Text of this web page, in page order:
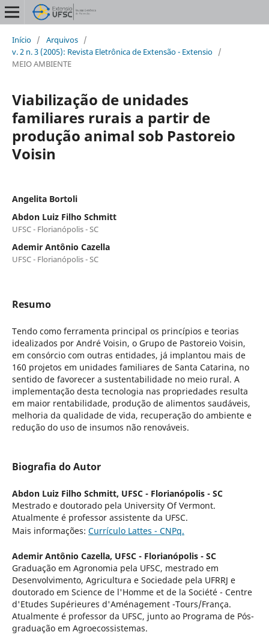
Início / Arquivos /
v. 2 n. 3 (2005): Revista Eletrônica de Extensão - Extensio /
MEIO AMBIENTE
Viabilização de unidades
familiares rurais a partir de
produção animal sob Pastoreio
Voisin
Angelita Bortoli
Abdon Luiz Filho Schmitt
UFSC - Florianópolis - SC
Ademir Antônio Cazella
UFSC - Florianópolis - SC
Resumo
Tendo como ferramenta principal os princípios e teorias
idealizados por André Voisin, o Grupo de Pastoreio Voisin,
em consórcio com outras entidades, já implantou mais de
160 projetos em unidades familiares de Santa Catarina, no
sentido de favorecer a sustentabilidade no meio rural. A
implementação desta tecnologia nas propriedades resulta
em maior rentabilidade, produção de alimentos saudáveis,
melhoria da qualidade de vida, recuperação do ambiente e
redução do uso de insumos não renováveis.
Biografia do Autor
Abdon Luiz Filho Schmitt, UFSC - Florianópolis - SC
Mestrado e doutorado pela University Of Vermont.
Atualmente é professor assistente da UFSC.
Mais informações: Currículo Lattes - CNPq.
Ademir Antônio Cazella, UFSC - Florianópolis - SC
Graduação em Agronomia pela UFSC, mestrado em
Desenvolvimento, Agricultura e Sociedade pela UFRRJ e
doutorado em Science de l'Homme et de la Société - Centre
d'Etudes Supérieures d'Aménagement -Tours/França.
Atualmente é professor da UFSC, junto ao Programa de Pós-
graduação em Agroecossistemas.